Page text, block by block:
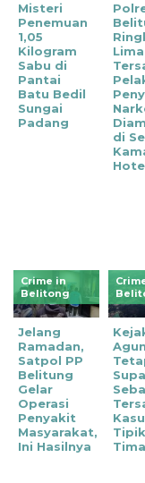
Misteri
Penemuan
1,05
Kilogram
Sabu di
Pantai
Batu Bedil
Sungai
Padang
Lima
di
Crime in
Belitong
Jelang
Ramadan,
Satpol PP
Belitung
Gelar
Operasi
Penyakit
Masyarakat,
Ini Hasilnya